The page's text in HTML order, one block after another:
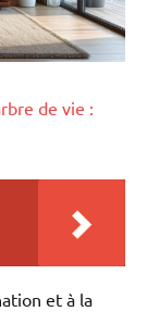
de vie :
et à la